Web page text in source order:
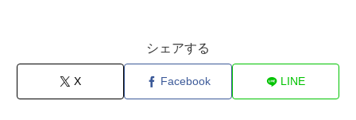
シェアする
X Facebook LINE